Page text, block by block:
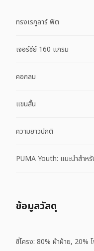
ทรงเรกูลาร์ ฟิต
เจอร์ซีย์ 160 แกรม
คอกลม
แขนสั้น
ความยาวปกติ
PUMA Youth: แนะนำสำห
ข้อมูลวัสดุ
ซี่โครง: 80% ผ้าฝ้าย, 20%